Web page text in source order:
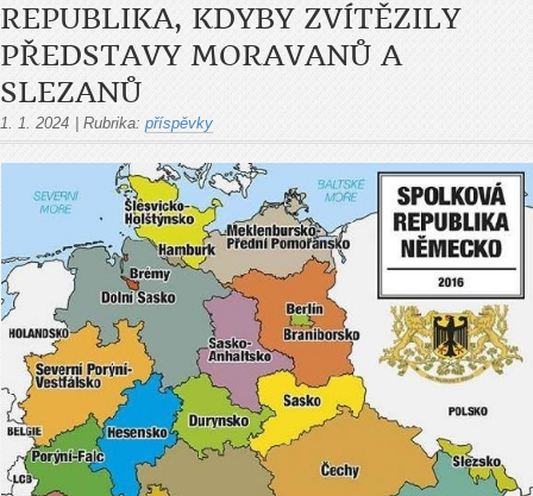
REPUBLIKA, KDYBY ZVÍTĚZILY
PŘEDSTAVY MORAVANŮ A
SLEZANŮ
1. 1. 2024 | Rubrika: příspěvky